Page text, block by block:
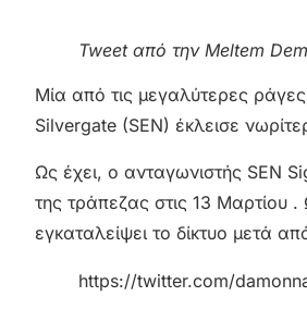
Tweet από την Meltem
Μία από τις μεγαλύτερες
Silvergate (SEN) έκλεισε
Ως έχει, ο ανταγωνιστής SEN
της τράπεζας στις 13 Μαρτίου
εγκαταλείψει το δίκτυο μετά
https://twitter.com/